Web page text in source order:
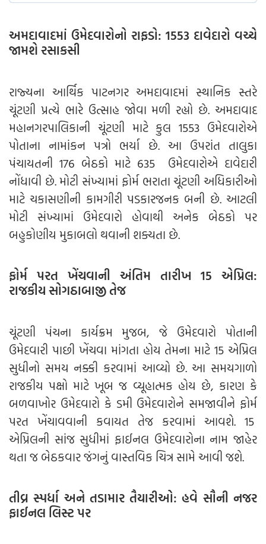
અમદાવાદમાં ઉમેદવારોનો રાફડો: 1553 દાવેદારો વચ્ચે
જામશે રસાકસી
રાજ્યના આર્થિક પાટનગર અમદાવાદમાં સ્થાનિક સ્તરે
ચૂંટણી પ્રત્યે ભારે ઉત્સાહ જોવા મળી રહ્યો છે. અમદાવાદ
મહાનગરપાલિકાની ચૂંટણી માટે કુલ 1553 ઉમેદવારોએ
પોતાના નામાંકન પત્રો ભર્યા છે. આ ઉપરાંત તાલુકા
પંચાયતની 176 બેઠકો માટે 635 ઉમેદવારોએ દાવેદારી
નોંધાવી છે. મોટી સંખ્યામાં ફોર્મ ભરાતા ચૂંટણી અધિકારીઓ
માટે ચકાસણીની કામગીરી પડકારજનક બની છે. આટલી
મોટી સંખ્યામાં ઉમેદવારો હોવાથી અનેક બેઠકો પર
બહુકોણીય મુકાબલો થવાની શક્યતા છે.
ફોર્મ પરત ખેંચવાની અંતિમ તારીખ 15 એપ્રિલ:
રાજકીય સોગઠાબાજી તેજ
ચૂંટણી પંચના કાર્યક્રમ મુજબ, જે ઉમેદવારો પોતાની
ઉમેદવારી પાછી ખેંચવા માંગતા હોય તેમના માટે 15 એપ્રિલ
સુધીનો સમય નક્કી કરવામાં આવ્યો છે. આ સમયગાળો
રાજકીય પક્ષો માટે ખૂબ જ વ્યૂહાત્મક હોય છે, કારણ કે
બળવાખોર ઉમેદવારો કે ડમી ઉમેદવારોને સમજાવીને ફોર્મ
પરત ખેંચાવવાની કવાયત તેજ કરવામાં આવશે. 15
એપ્રિલની સાંજ સુધીમાં ફાઈનલ ઉમેદવારોના નામ જાહેર
થતા જ બેઠકવાર જંગનું વાસ્તવિક ચિત્ર સામે આવી જશે.
તીવ્ર સ્પર્ધા અને તડામાર તૈયારીઓ: હવે સૌની નજર
ફાઈનલ લિસ્ટ પર